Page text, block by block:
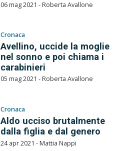
06 mag 2021 - Roberta Avallone
Cronaca
Avellino, uccide la moglie
nel sonno e poi chiama i
carabinieri
05 mag 2021 - Roberta Avallone
Cronaca
Aldo ucciso brutalmente
dalla figlia e dal genero
24 apr 2021 - Mattia Nappi